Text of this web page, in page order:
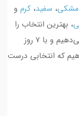
مشکی، سفید، کرم و
، بهترین انتخاب را
داشته باشید. ما ضمانت بهترین جنس را می‌دهیم و با ۷ روز
که انتخابی درست